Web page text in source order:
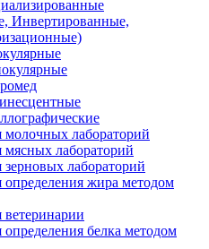
Инвертированные,
молочных лабораторий
мясных лабораторий
лабораторий
определения жира методом
белка методом